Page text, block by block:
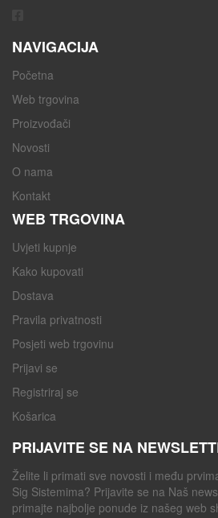
NAVIGACIJA
Početna
Web trgovina
Proizvođači
Novosti
O nama
Kontakt
WEB TRGOVINA
Uvjeti kupnje
Kako kupovati
Dostava
Pravila privatnosti
Posjeti web trgovinu
Prijavi se
Registriraj se
Košarica
PRIJAVITE SE NA
Želite li primati sve novosti i među
Sig Sistemima? Prijavite se na Naš
primajte najbolje ponude iz našeg web